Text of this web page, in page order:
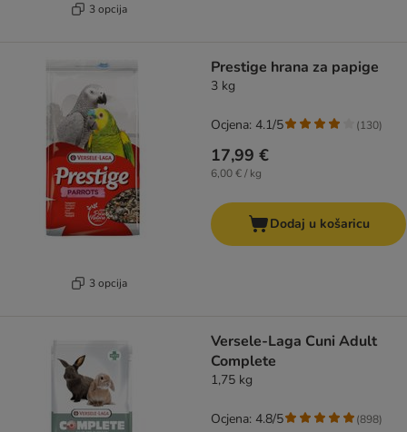
3 opcija
3 opcija
Prestige hrana za papige
3 kg
17,99 €
6,00 € / kg
Ocjena: 4.1/5 (130)
Dodaj u košaricu
Versele-Laga Cuni Adult
Complete
1,75 kg
Ocjena: 4.8/5 (898)